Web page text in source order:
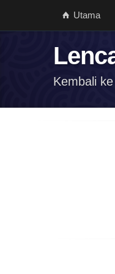
Utama
Kembali ke